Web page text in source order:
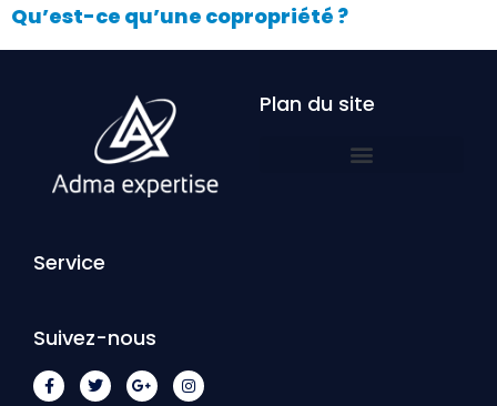
Qu’est-ce qu’une copropriété ?
Plan du site
Service
Suivez-nous